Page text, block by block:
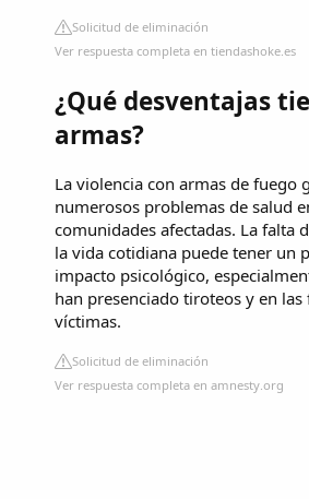
Solicitud de eliminación
Ver respuesta completa en tiendashoke.es
¿Qué desventajas
armas?
La violencia con armas de fuego
numerosos problemas de salud
comunidades afectadas. La falta
la vida cotidiana puede tener un
impacto psicológico,
han presenciado tiroteos y en las
víctimas.
Solicitud de eliminación
Ver respuesta completa en amnesty.org